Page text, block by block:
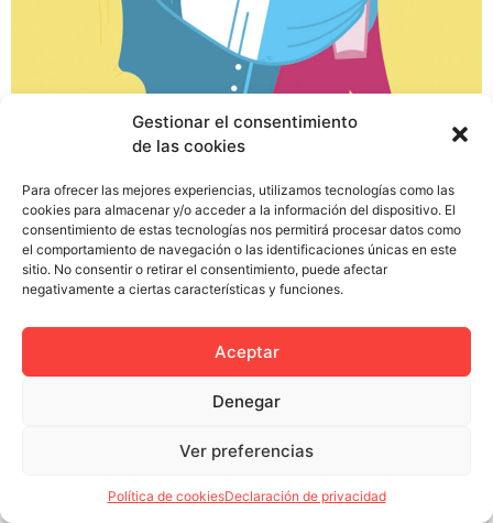
Gestionar el consentimiento
de las cookies
Para ofrecer las mejores experiencias, utilizamos tecnologías como las
cookies para almacenar y/o acceder a la información del dispositivo. El
consentimiento de estas tecnologías nos permitirá procesar datos como
el comportamiento de navegación o las identificaciones únicas en este
sitio. No consentir o retirar el consentimiento, puede afectar
negativamente a ciertas características y funciones.
Aceptar
Denegar
Ver preferencias
Política de cookiesDeclaración de privacidad
¿Alguna vez habéis intentado llamar la atención del
camarero de una discoteca desde el otro lado de la
volumen de la música, sino que además os toca
competir con una maraña de clientes que se agolpan en
la barra como tú y que posiblemente tengan […]
Política de privacidad
Política de cookies (UE)
Colectivo Miga © 2023